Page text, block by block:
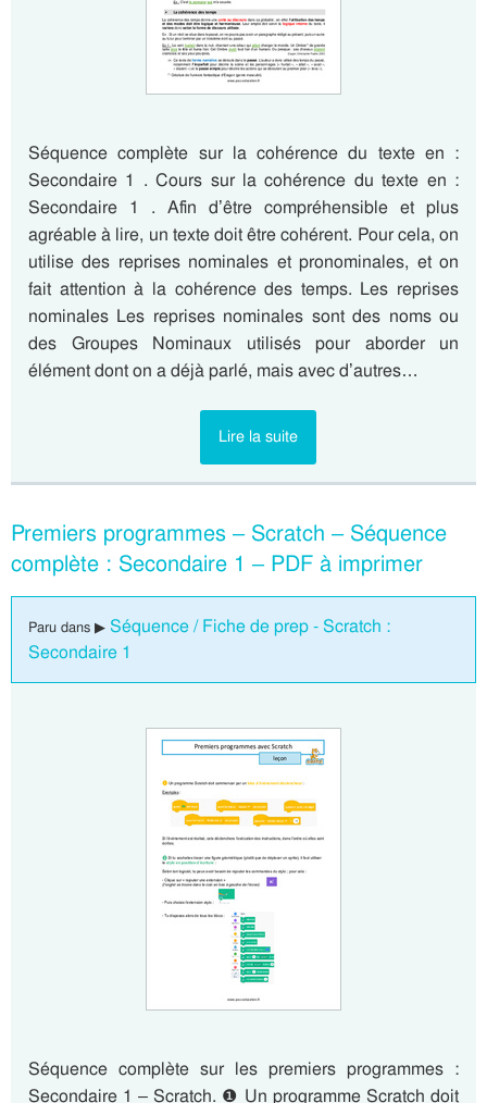
Séquence complète sur la cohérence du texte en :
Secondaire 1 . Cours sur la cohérence du texte en :
Secondaire 1 . Afin d’être compréhensible et plus
agréable à lire, un texte doit être cohérent. Pour cela, on
utilise des reprises nominales et pronominales, et on
fait attention à la cohérence des temps. Les reprises
nominales Les reprises nominales sont des noms ou
des Groupes Nominaux utilisés pour aborder un
élément dont on a déjà parlé, mais avec d’autres…
Lire la suite
Premiers programmes – Scratch – Séquence
complète : Secondaire 1 – PDF à imprimer
Paru dans ▶ Séquence / Fiche de prep - Scratch :
Secondaire 1
Séquence complète sur les premiers programmes :
Secondaire 1 – Scratch. ❶ Un programme Scratch doit